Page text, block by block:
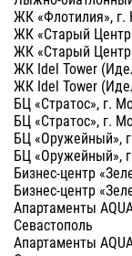
ЖК «Флотилия», г.
ЖК «Старый
ЖК «Старый
ЖК Idel Tower
ЖК Idel Tower
БЦ «Стратос», г.
БЦ «Стратос», г.
БЦ «Оружейный»,
БЦ «Оружейный»,
Бизнес-центр
Бизнес-центр
Апартаменты
Севастополь
Апартаменты